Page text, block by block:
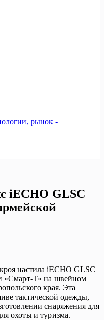
рынок -
iECHO GLSC
настила iECHO GLSC
«Смарт-Т» на швейном
края. Эта
тактической одежды,
снаряжения для
охоты и туризма.